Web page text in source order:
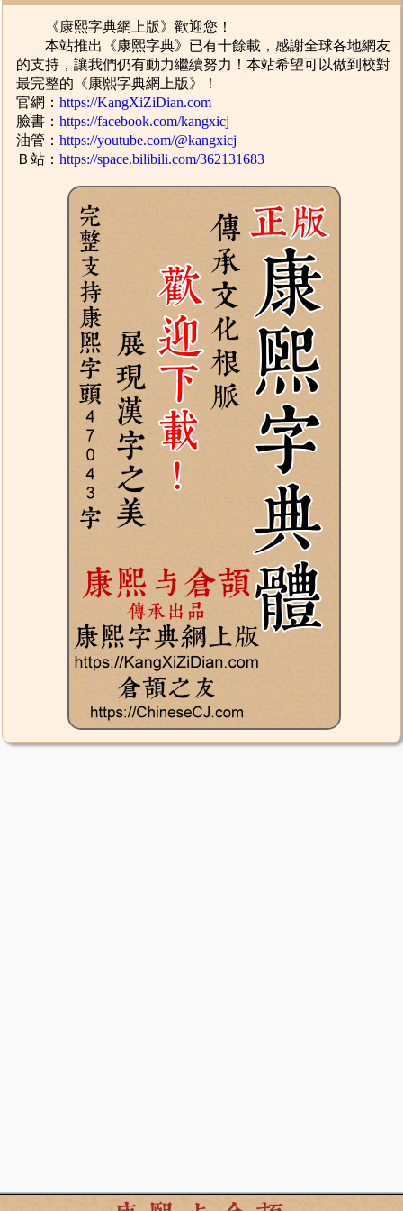
《康熙字典網上版》歡迎您！
本站推出《康熙字典》已有十餘載，感謝全球各地網友
的支持，讓我們仍有動力繼續努力！本站希望可以做到校對
最完整的《康熙字典網上版》！
官網：https://KangXiZiDian.com
臉書：https://facebook.com/kangxicj
油管：https://youtube.com/@kangxicj
Ｂ站：https://space.bilibili.com/362131683